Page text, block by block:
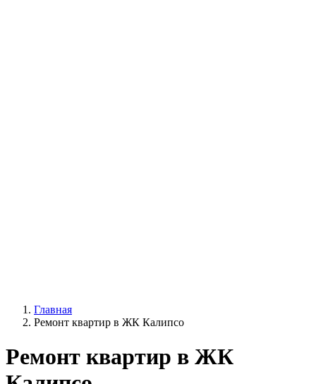
Главная
Ремонт квартир в ЖК Калипсо
Ремонт квартир в ЖК